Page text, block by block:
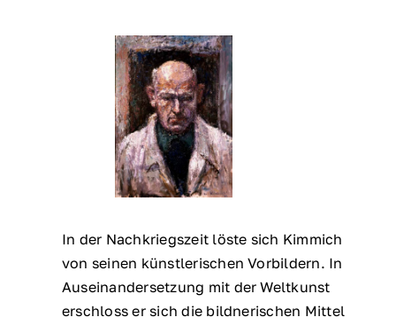
In der Nachkriegszeit löste sich Kimmich
von seinen künstlerischen Vorbildern. In
Auseinandersetzung mit der Weltkunst
erschloss er sich die bildnerischen Mittel